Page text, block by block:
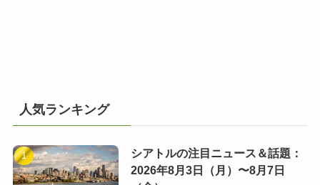
人気ランキング
シアトルの注目ニュース＆話題：
2026年8月3日（月）〜8月7日